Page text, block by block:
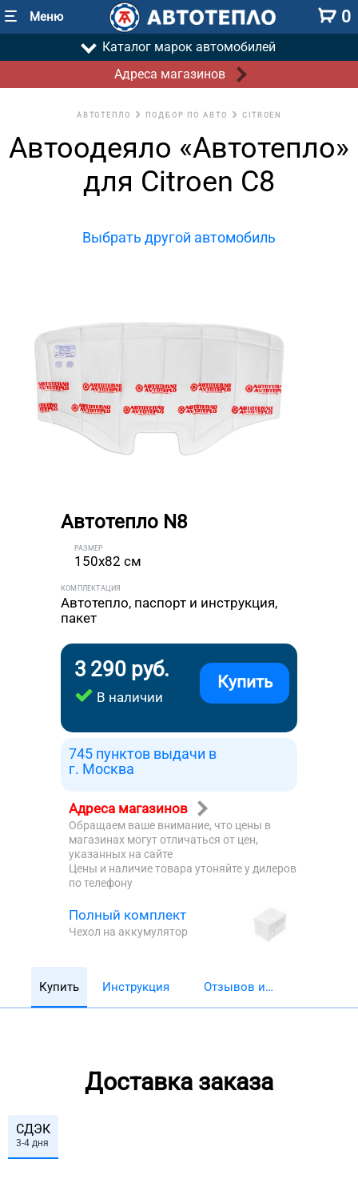
Меню 0
Каталог марок автомобилей
Адреса магазинов
АВТОТЕПЛО ПОДБОР ПО АВТО CITROEN
Автоодеяло «Автотепло»
для Citroen C8
Выбрать другой автомобиль
Автотепло N8
РАЗМЕР
150x82 см
КОМПЛЕКТАЦИЯ
Автотепло, паспорт и инструкция,
пакет
3 290 руб.
В наличии
Купить
745 пунктов выдачи в
г. Москва
Адреса магазинов
Обращаем ваше внимание, что цены в
магазинах могут отличаться от цен,
указанных на сайте
Цены и наличие товара утоняйте у дилеров
по телефону
Полный комплект
Чехол на аккумулятор
Купить Инструкция
Отзывов и
Доставка заказа
СДЭК
3-4 дня